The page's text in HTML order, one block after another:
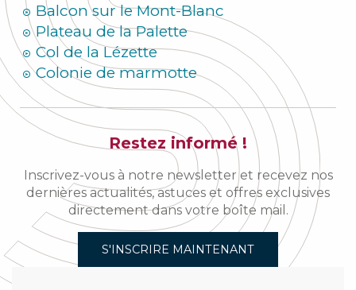
Balcon sur le Mont-Blanc
Plateau de la Palette
Col de la Lézette
Colonie de marmotte
Restez informé !
Inscrivez-vous à notre newsletter et recevez nos
dernières actualités, astuces et offres exclusives
directement dans votre boîte mail.
S'INSCRIRE MAINTENANT